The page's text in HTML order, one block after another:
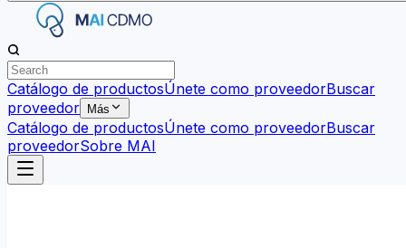
Catálogo de productosÚnete como proveedorBuscar
proveedor
Más
Catálogo de productosÚnete como proveedorBuscar
proveedorSobre MAI